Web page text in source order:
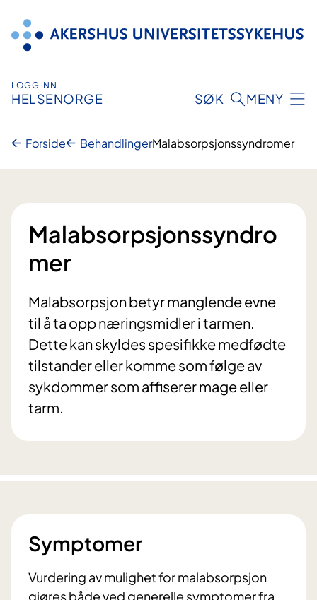
innhold
LOGG INN
HELSENORGE SØK MENY
Forside BehandlingerMalabsorpsjonssyndromer
Malabsorpsjonssyndro
mer
Malabsorpsjon betyr manglende evne
til å ta opp næringsmidler i tarmen.
Dette kan skyldes spesifikke medfødte
tilstander eller komme som følge av
sykdommer som affiserer mage eller
tarm.
Symptomer
Vurdering av mulighet for malabsorpsjon
gjøres både ved generelle symptomer fra